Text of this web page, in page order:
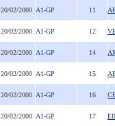
20/02/2000 A1-GP 11
20/02/2000 A1-GP 12
20/02/2000 A1-GP 14
20/02/2000 A1-GP 15
20/02/2000 A1-GP 16
20/02/2000 A1-GP 17